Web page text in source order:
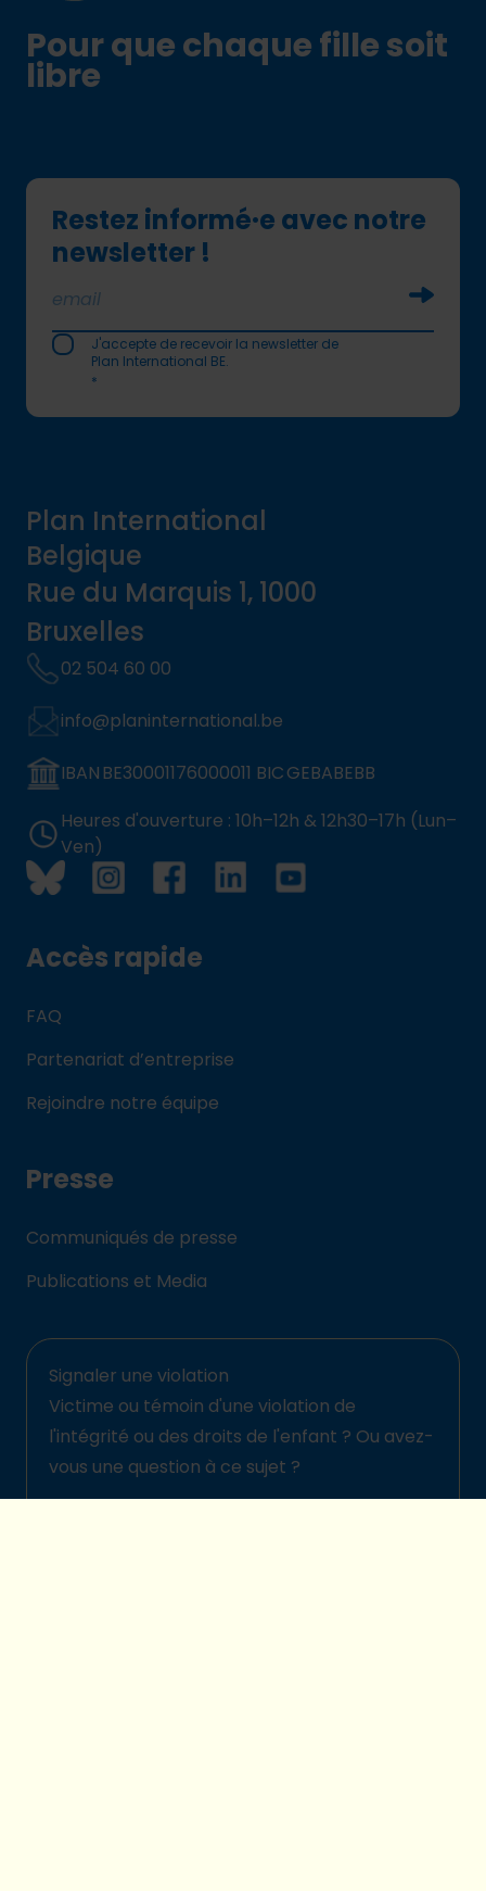
Pour que chaque fille soit
libre
Restez informé·e avec notre
newsletter !
J'accepte de recevoir la newsletter de
Plan International BE.
*
Plan International
Belgique
Rue du Marquis 1, 1000
Bruxelles
02 504 60 00
info@planinternational.be
IBAN BE30001176000011 BIC GEBABEBB
Heures d'ouverture : 10h–12h & 12h30–17h (Lun–
Ven)
Accès rapide
FAQ
Partenariat d’entreprise
Rejoindre notre équipe
Presse
Communiqués de presse
Publications et Media
Signaler une violation
Victime ou témoin d'une violation de
l'intégrité ou des droits de l'enfant ? Ou avez-
vous une question à ce sujet ?